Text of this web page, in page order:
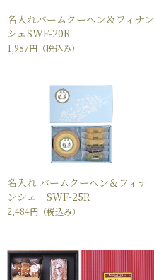
名入れバームクーヘン＆フィナン
シェSWF-20R
1,987円 （税込み）
名入れ バームクーヘン＆フィナ
ンシェ SWF-25R
2,484円 （税込み）